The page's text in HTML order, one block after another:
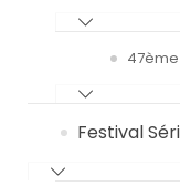
Festival